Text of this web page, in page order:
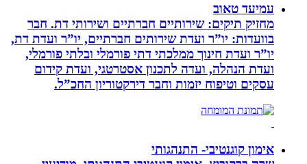
עמיעד טאוב
מחזיק תיקים: שירותיים חברתיים ושירותי דת. חבר
בוועדות: יו”ר ועדת שירותים חברתיים, יו”ר ועדת דת,
יו”ר ועדת חינוך ממלכתי דתי פורמלי ובלתי פורמלי,
ועדת הנהלה, ועדה לתכנון אסטרטגי, ועדת קידום
עסקים וטיפוח יזמות וחבר דירקטוריון החכ”ל.
אימון קוגנטיבי- התנהגותי